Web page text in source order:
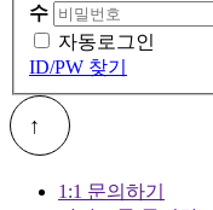
수
자동로그인
ID/PW 찾기
1:1 문의하기